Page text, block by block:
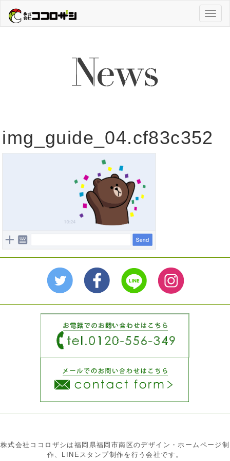
img_guide_04.cf83c352
株式会社ココロザシは福岡県福岡市南区のデザイン・ホームページ制
作、LINEスタンプ制作を行う会社です。